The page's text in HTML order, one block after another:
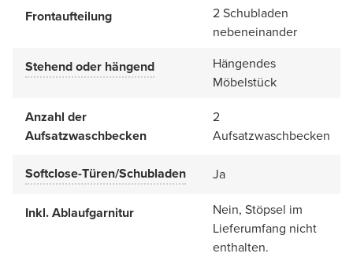
Frontaufteilung
2 Schubladen
nebeneinander
Stehend oder hängend
Hängendes
Möbelstück
Anzahl der
Aufsatzwaschbecken
2
Aufsatzwaschbecken
Softclose-Türen/Schubladen Ja
Inkl. Ablaufgarnitur
Nein, Stöpsel im
Lieferumfang nicht
enthalten.